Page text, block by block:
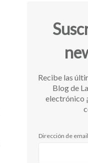
Recibe las
Blog de
electrónico
Dirección de email